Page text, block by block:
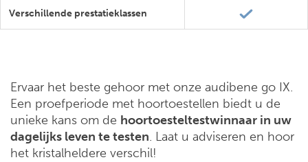
Verschillende prestatieklassen
Ervaar het beste gehoor met onze audibene go IX.
Een proefperiode met hoortoestellen biedt u de
unieke kans om de hoortoesteltestwinnaar in uw
dagelijks leven te testen. Laat u adviseren en hoor
het kristalheldere verschil!